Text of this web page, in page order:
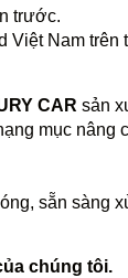
trước.
Việt Nam trên
CAR sản
mục nâng
sẵn sàng
chúng tôi.